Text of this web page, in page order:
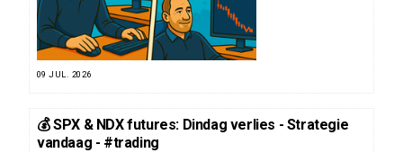
09 JUL. 2026
💰 SPX & NDX futures: Dindag verlies - Strategie
vandaag - #trading